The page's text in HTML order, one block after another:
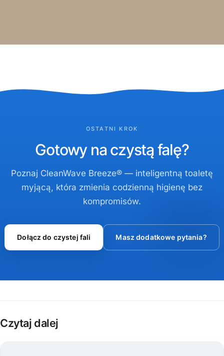
OSTATNI KROK
Gotowy na czystą falę?
Poznaj CleanWave Breeze® — inteligentną toaletę
myjącą, która zmienia codzienną higienę bez
kompromisów.
Dołącz do czystej fali Masz dodatkowe pytania?
Czytaj dalej